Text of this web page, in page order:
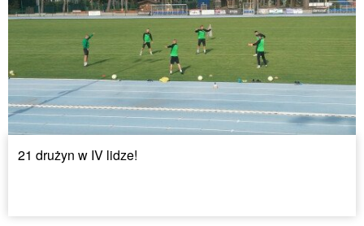
21 drużyn w IV lidze!